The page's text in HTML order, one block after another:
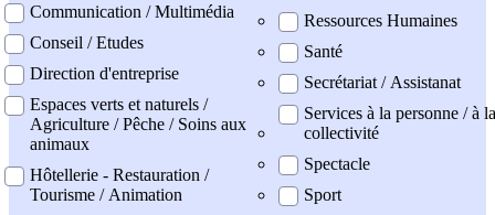
Communication / Multimédia
Conseil / Etudes
Direction d'entreprise
Espaces verts et naturels /
Agriculture / Pêche / Soins aux
animaux
Hôtellerie - Restauration /
Tourisme / Animation
Ressources Humaines
Santé
Secrétariat / Assistanat
Services à la personne / à la
collectivité
Spectacle
Sport